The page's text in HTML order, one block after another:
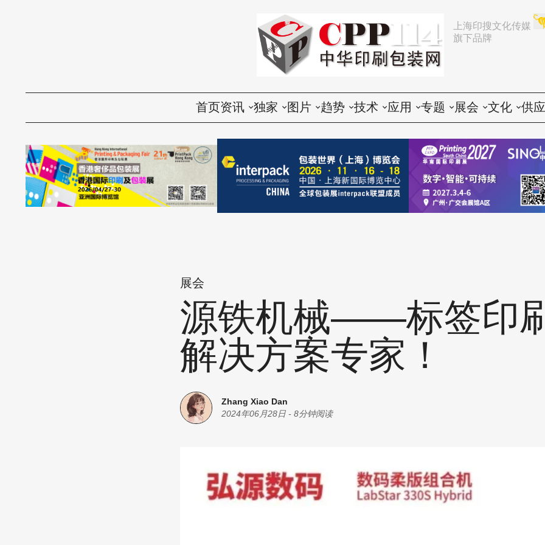
上海印搜文化传媒
旗下品牌
首页资讯
国内
国际
独家
评论
访谈
话题
图片
活动
展会
设备
趋势
行业动态
企业动态
营销
商机
技术
印前
印中
印后
应用
胶印
数码
标签
丝印
其他
专题
展会
企业
咨询
展会
推荐
中国
东南亚
文化
文化创意
供应
会议
印
印
展会
源铁机械——标签印
解决方案专家！
Zhang Xiao Dan
2024年06月28日- 8分钟阅读